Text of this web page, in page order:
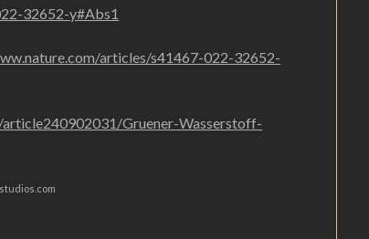
32652-y#Abs1
articles/s41467-022-32652-
Gruener-Wasserstoff-